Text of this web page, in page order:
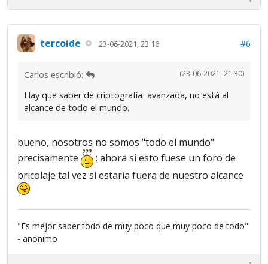
tercoide 23-06-2021, 23:16 #6
(23-06-2021, 21:30)
Carlos escribió:
Hay que saber de criptografía avanzada, no está al
alcance de todo el mundo.
bueno, nosotros no somos "todo el mundo"
precisamente
; ahora si esto fuese un foro de
bricolaje tal vez si estaría fuera de nuestro alcance
"Es mejor saber todo de muy poco que muy poco de todo"
- anonimo